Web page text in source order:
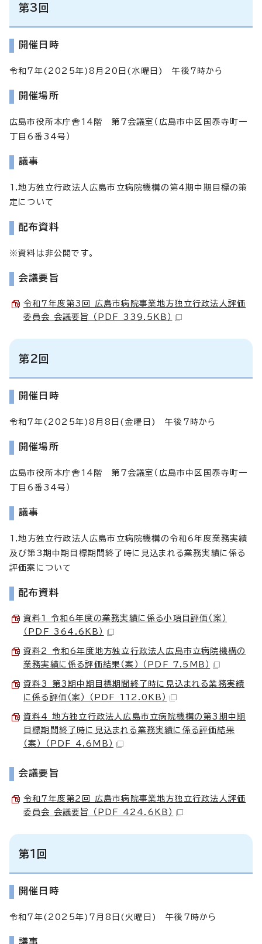
第3回
開催日時
令和7年(2025年)8月20日(水曜日) 午後7時から
開催場所
広島市役所本庁舎14階 第7会議室（広島市中区国泰寺町一
丁目6番34号）
議事
1.地方独立行政法人広島市立病院機構の第4期中期目標の策
定について
配布資料
※資料は非公開です。
会議要旨
令和7年度第3回 広島市病院事業地方独立行政法人評価
委員会 会議要旨 （PDF 339.5KB）
第2回
開催日時
令和7年(2025年)8月8日(金曜日) 午後7時から
開催場所
広島市役所本庁舎14階 第7会議室（広島市中区国泰寺町一
丁目6番34号）
議事
1.地方独立行政法人広島市立病院機構の令和6年度業務実績
及び第3期中期目標期間終了時に見込まれる業務実績に係る
評価案について
配布資料
資料1 令和6年度の業務実績に係る小項目評価（案）
（PDF 364.6KB）
資料2 令和6年度地方独立行政法人広島市立病院機構の
業務実績に係る評価結果（案） （PDF 7.5MB）
資料3 第3期中期目標期間終了時に見込まれる業務実績
に係る評価（案） （PDF 112.0KB）
資料4 地方独立行政法人広島市立病院機構の第3期中期
目標期間終了時に見込まれる業務実績に係る評価結果
（案） （PDF 4.6MB）
会議要旨
令和7年度第2回 広島市病院事業地方独立行政法人評価
委員会 会議要旨 （PDF 424.6KB）
第1回
開催日時
令和7年(2025年)7月8日(火曜日) 午後7時から
議事